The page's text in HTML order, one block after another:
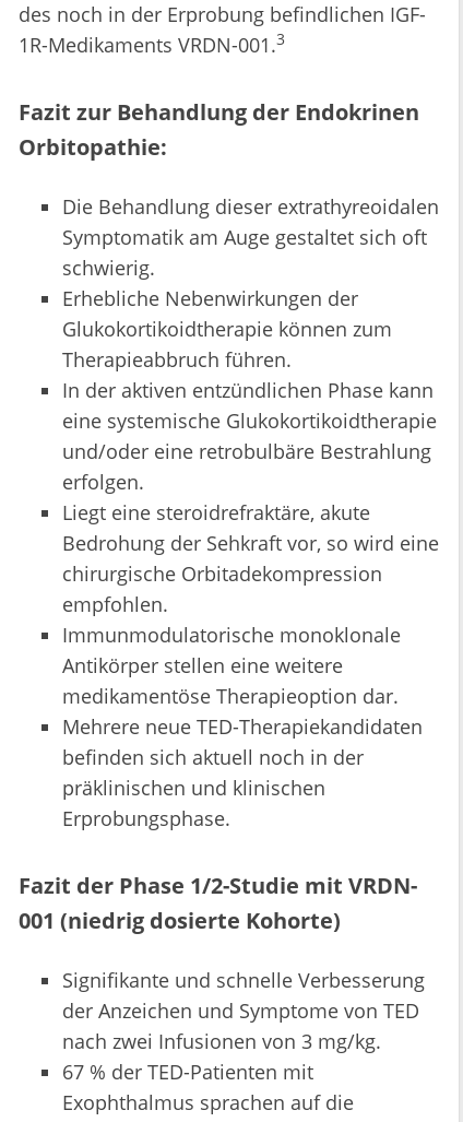
des noch in der Erprobung befindlichen IGF-
1R-Medikaments VRDN-001.3
Fazit zur Behandlung der Endokrinen
Orbitopathie:
Die Behandlung dieser extrathyreoidalen
Symptomatik am Auge gestaltet sich oft
schwierig.
Erhebliche Nebenwirkungen der
Glukokortikoidtherapie können zum
Therapieabbruch führen.
In der aktiven entzündlichen Phase kann
eine systemische Glukokortikoidtherapie
und/oder eine retrobulbäre Bestrahlung
erfolgen.
Liegt eine steroidrefraktäre, akute
Bedrohung der Sehkraft vor, so wird eine
chirurgische Orbitadekompression
empfohlen.
Immunmodulatorische monoklonale
Antikörper stellen eine weitere
medikamentöse Therapieoption dar.
Mehrere neue TED-Therapiekandidaten
befinden sich aktuell noch in der
präklinischen und klinischen
Erprobungsphase.
Fazit der Phase 1/2-Studie mit VRDN-
001 (niedrig dosierte Kohorte)
Signifikante und schnelle Verbesserung
der Anzeichen und Symptome von TED
nach zwei Infusionen von 3 mg/kg.
67 % der TED-Patienten mit
Exophthalmus sprachen auf die